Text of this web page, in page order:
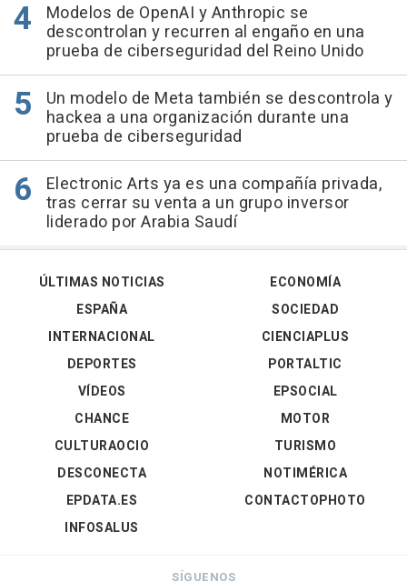
Modelos de OpenAI y Anthropic se
descontrolan y recurren al engaño en una
prueba de ciberseguridad del Reino Unido
Un modelo de Meta también se descontrola y
hackea a una organización durante una
prueba de ciberseguridad
Electronic Arts ya es una compañía privada,
tras cerrar su venta a un grupo inversor
liderado por Arabia Saudí
ÚLTIMAS NOTICIAS
ESPAÑA
INTERNACIONAL
DEPORTES
VÍDEOS
ECONOMÍA
SOCIEDAD
CIENCIAPLUS
PORTALTIC
EPSOCIAL
CHANCE
CULTURAOCIO
DESCONECTA
EPDATA.ES
INFOSALUS
MOTOR
TURISMO
NOTIMÉRICA
CONTACTOPHOTO
SÍGUENOS